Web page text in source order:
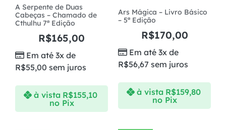
A Serpente de Duas
Cabeças – Chamado de
Cthulhu 7ª Edição
R$165,00
Em até 3x de
R$55,00 sem juros
à vista R$155,10
no Pix
Ars Mágica – Livro Básico
– 5ª Edição
R$170,00
Em até 3x de
R$56,67 sem juros
à vista R$159,80
no Pix